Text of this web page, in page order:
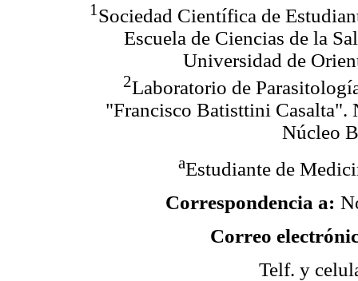
1 Sociedad Científica de
Escuela de Ciencias de la
Universidad de
2Laboratorio de
"Francisco Batisttini Casalta".
Núcleo
aEstudiante de
Correspondencia a:
Correo
Telf. y